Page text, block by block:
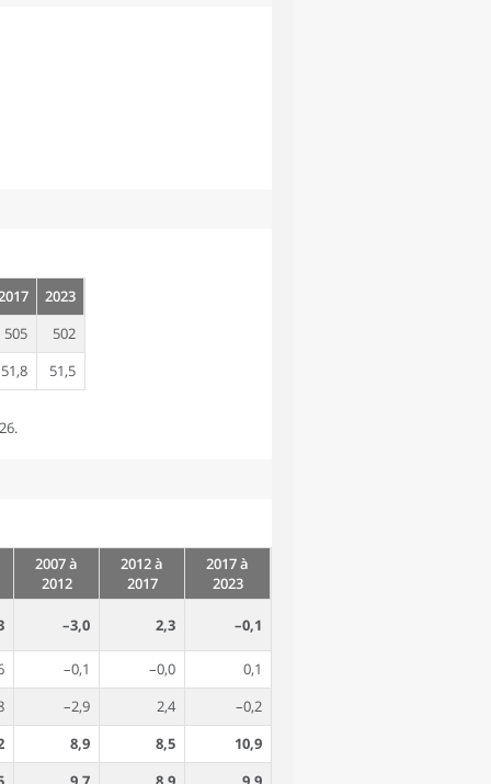
2023
505
502
51,8
51,5
2007 à
2012
2012 à
2017
2017 à
2023
–3,0 2,3 –0,1
–0,1 –0,0
0,1
–2,9 2,4
–0,2
8,9 8,5
10,9